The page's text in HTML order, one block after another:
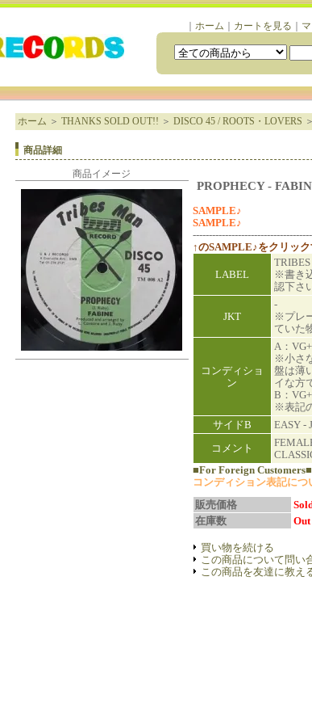
ホーム カートを見る
ホーム ＞ THANKS SOLD OUT!! ＞ DISCO 45 / ROOTS・LOVERS ＞
商品詳細
商品イメージ
PROPHECY -
SAMPLE♪
SAMPLE♪
↑のSAMPLE♪をクリッ
LABEL
TRIBES
※書き
認下さ
JKT
-
※プレ
ていた
コンディショ
ン
A：
※小さ
盤は薄
イな方
B：
※表記
サイドB
EASY -
コメント
■For Foreign Customers■
コンディション表記につ
販売価格
在庫数
Out
買い物を続ける
この商品について問い
この商品を友達に教え